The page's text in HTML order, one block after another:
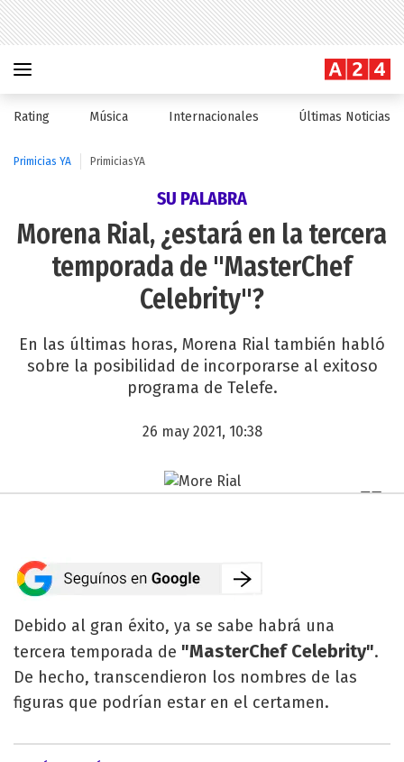
Rating Música Internacionales Últimas Noticias
Primicias YA PrimiciasYA
SU PALABRA
Morena Rial, ¿estará en la tercera
temporada de "MasterChef
Celebrity"?
En las últimas horas, Morena Rial también habló
sobre la posibilidad de incorporarse al exitoso
programa de Telefe.
26 may 2021, 10:38
Debido al gran éxito, ya se sabe habrá una
tercera temporada de "MasterChef Celebrity".
De hecho, transcendieron los nombres de las
figuras que podrían estar en el certamen.